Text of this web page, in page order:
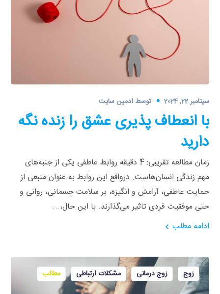
سپتامبر 22, 2024 توسطادمین سایت
با انعطاف پذیری عشق را زنده نگه
دارید
زمان مطالعه تقریبی: 4 دقیقه روابط عاطفی یکی از جنبه‌های
مهم زندگی انسان‌هاست. درواقع این روابط به عنوان منبعی از
حمایت عاطفی، آرامش و انگیزه، بر سلامت جسمانی، روانی و
حتی موفقیت فردی تاثیر می‌گذارند. با این حال،...
ادامه مطلب
زوج زوج درمانی مشکلات ارتباطی مطالب